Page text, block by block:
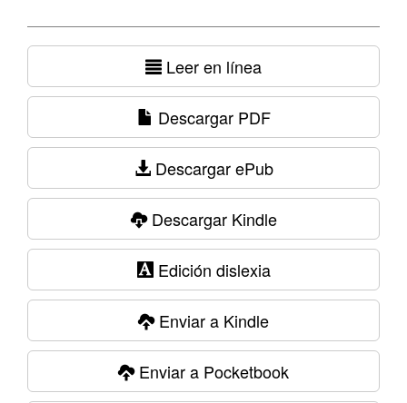
Leer en línea
Descargar PDF
Descargar ePub
Descargar Kindle
Edición dislexia
Enviar a Kindle
Enviar a Pocketbook